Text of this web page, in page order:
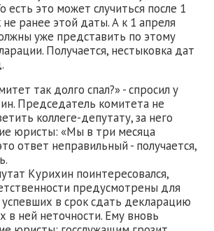
есть это может случиться после 1
не ранее этой даты. А к 1 апреля
уже представить по этому
Получается, нестыковка дат
так долго спал?» - спросил у
Председатель комитета не
коллеге-депутату, за него
юристы: «Мы в три месяца
ответ неправильный - получается,
Курихин поинтересовался,
предусмотрены для
успевших в срок сдать декларацию
в ней неточности. Ему вновь